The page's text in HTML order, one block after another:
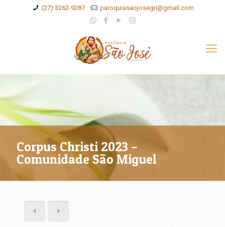
(27) 3262-9287 paroquiasaojosegri@gmail.com
Corpus Christi 2023 –
Comunidade São Miguel